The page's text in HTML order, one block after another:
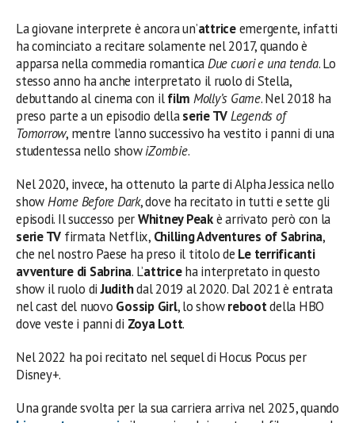
La giovane interprete è ancora un’attriceemergente, infatti
ha cominciato a recitare solamente nel 2017, quando è
apparsa nella commedia romanticaDue cuori e una tenda. Lo
stesso anno ha anche interpretato il ruolo di Stella,
debuttando al cinema con ilfilm Molly’s Game. Nel 2018 ha
preso parte a un episodio dellaserie TVLegends of
Tomorrow, mentre l’anno successivo ha vestito i panni di una
studentessa nello showiZombie.
Nel 2020, invece, ha ottenuto la parte di Alpha Jessica nello
showHome Before Dark, dove ha recitato in tutti e sette gli
episodi. Il successo perWhitney Peakè arrivato però con la
serie TV firmata Netflix, Chilling Adventures of Sabrina,
che nel nostro Paese ha preso il titolo de Le terrificanti
avventure di Sabrina. L’attriceha interpretato in questo
show il ruolo diJudithdal 2019 al 2020. Dal 2021 è entrata
nel cast del nuovo Gossip Girl, lo showrebootdella HBO
dove veste i panni di Zoya Lott.
Nel 2022 ha poi recitato nel sequel di Hocus Pocus per
Disney+.
Una grande svolta per la sua carriera arriva nel 2025, quando